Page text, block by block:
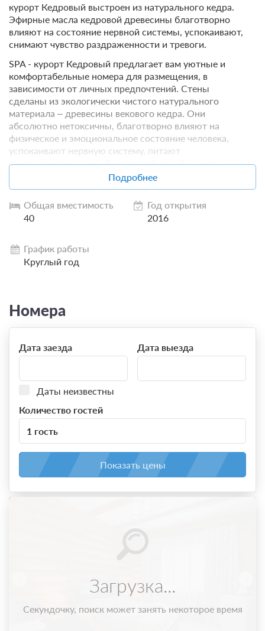
курорт Кедровый выстроен из натурального кедра.
Эфирные масла кедровой древесины благотворно
влияют на состояние нервной системы, успокаивают,
снимают чувство раздраженности и тревоги.
SPA - курорт Кедровый предлагает вам уютные и
комфортабельные номера для размещения, в
зависимости от личных предпочтений. Стены
сделаны из экологически чистого натурального
материала – древесины векового кедра. Они
абсолютно нетоксичны, благотворно влияют на
физическое и эмоциональное состояние человека,
успокаивают нервную систему, питают
энергетическое поле. Внутренний дизайн номеров
выполнен в различных цветовых оттенках: от нежно-
бежевого до темно-шоколадного. Такое оформление
интерьера наделяет помещения особой, приятной
теплотой, а вам обеспечивает полное расслабление и
релаксацию после насыщенного прогулками и
Подробнее
Общая вместимость
40
Год открытия
2016
График работы
Круглый год
Номера
Дата заезда Дата выезда
Даты неизвестны
Количество гостей
1 гость
Показать цены
Загрузка...
Секундочку, поиск может занять некоторое время